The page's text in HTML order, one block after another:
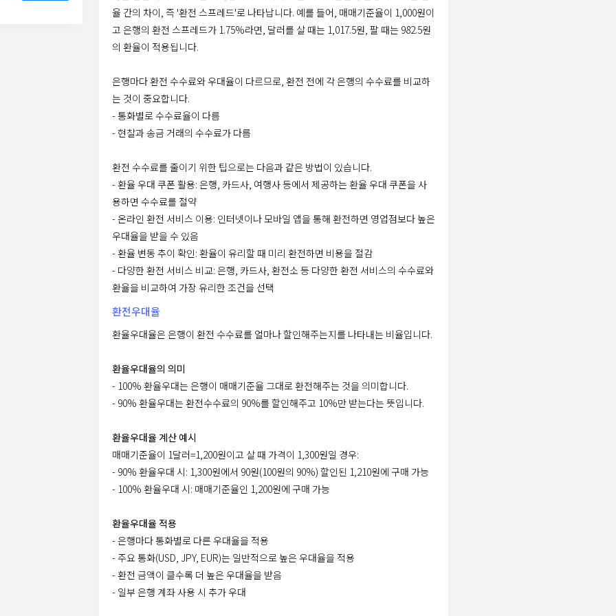
율 간의 차이, 즉 '환전 스프레드'로 나타납니다. 예를 들어, 매매기준율이 1,000원이
고 은행의 환전 스프레드가 1.75%라면, 달러를 살 때는 1,017.5원, 팔 때는 982.5원
의 환율이 적용됩니다.
은행마다 환전 수수료와 우대율이 다르므로, 환전 전에 각 은행의 수수료를 비교하
는 것이 중요합니다.
- 통화별로 수수료율이 다름
- 현찰과 송금 거래의 수수료가 다름
환전 수수료를 줄이기 위한 팁으로는 다음과 같은 방법이 있습니다.
- 환율 우대 쿠폰 활용: 은행, 카드사, 여행사 등에서 제공하는 환율 우대 쿠폰을 사
용하면 수수료를 절약
- 온라인 환전 서비스 이용: 인터넷이나 모바일 앱을 통해 환전하면 영업점보다 높은
우대율을 받을 수 있음
- 환율 변동 추이 확인: 환율이 유리할 때 미리 환전하면 비용을 절감
- 다양한 환전 서비스 비교: 은행, 카드사, 환전소 등 다양한 환전 서비스의 수수료와
환율을 비교하여 가장 유리한 조건을 선택
환전우대율
환율우대율은 은행이 환전 수수료를 얼마나 할인해주는지를 나타내는 비율입니다.
환율우대율의 의미
- 100% 환율우대는 은행이 매매기준율 그대로 환전해주는 것을 의미합니다.
- 90% 환율우대는 환전수수료의 90%를 할인해주고 10%만 받는다는 뜻입니다.
환율우대율 계산 예시
매매기준율이 1달러=1,200원이고 살 때 가격이 1,300원일 경우:
- 90% 환율우대 시: 1,300원에서 90원(100원의 90%) 할인된 1,210원에 구매 가능
- 100% 환율우대 시: 매매기준율인 1,200원에 구매 가능
환율우대율 적용
- 은행마다 통화별로 다른 우대율을 적용
- 주요 통화(USD, JPY, EUR)는 일반적으로 높은 우대율을 적용
- 환전 금액이 클수록 더 높은 우대율을 받음
- 일부 은행 계좌 사용 시 추가 우대